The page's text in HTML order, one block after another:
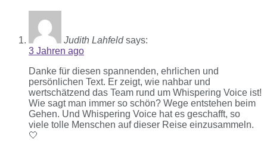
Judith Lahfeld says:
3 Jahren ago
Danke für diesen spannenden, ehrlichen und
persönlichen Text. Er zeigt, wie nahbar und
wertschätzend das Team rund um Whispering Voice ist!
Wie sagt man immer so schön? Wege entstehen beim
Gehen. Und Whispering Voice hat es geschafft, so
viele tolle Menschen auf dieser Reise einzusammeln.
🤍